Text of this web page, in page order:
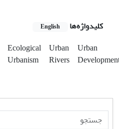
کلیدواژه‌ها English
Ecological
Urbanism
Urban
Rivers
Urban